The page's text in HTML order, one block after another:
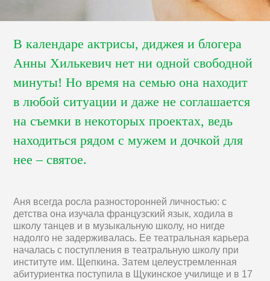
В календаре актрисы, диджея и блогера
Анны Хилькевич нет ни одной свободной
минуты! Но время на семью она находит
в любой ситуации и даже не соглашается
на съемки в некоторых проектах, ведь
находиться рядом с мужем и дочкой для
нее – святое.
Аня всегда росла разносторонней личностью: с
детства она изучала французский язык, ходила в
школу танцев и в музыкальную школу, но нигде
надолго не задерживалась. Ее театральная карьера
началась с поступления в театральную школу при
институте им. Щепкина. Затем целеустремленная
абитуриентка поступила в Щукинское училище и в 17